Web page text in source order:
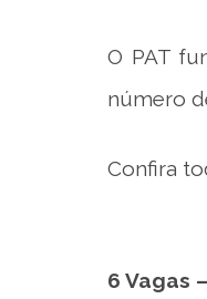
O PAT
número
Confira
6 Vagas